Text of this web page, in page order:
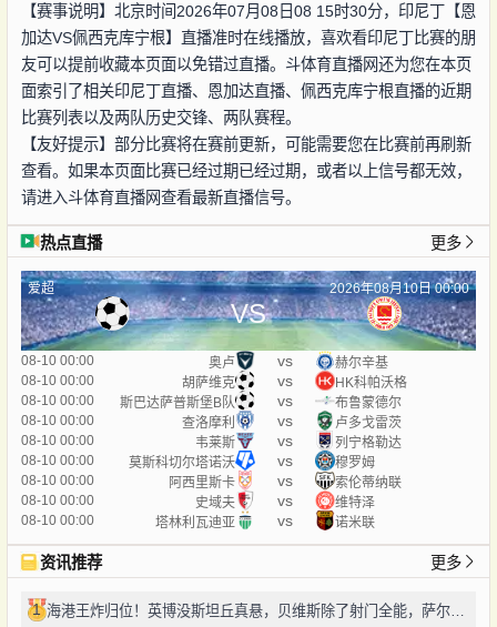
【赛事说明】北京时间2026年07月08日08 15时30分，印尼丁【恩
加达VS佩西克库宁根】直播准时在线播放，喜欢看印尼丁比赛的朋
友可以提前收藏本页面以免错过直播。斗体育直播网还为您在本页
面索引了相关印尼丁直播、恩加达直播、佩西克库宁根直播的近期
比赛列表以及两队历史交锋、两队赛程。
【友好提示】部分比赛将在赛前更新，可能需要您在比赛前再刷新
查看。如果本页面比赛已经过期已经过期，或者以上信号都无效，
请进入斗体育直播网查看最新直播信号。
热点直播 更多
爱超 2026年08月10日 00:00
VS
08-10 00:00 奥卢 vs
赫尔辛基
08-10 00:00
胡萨维克 vs
HK科帕沃格
08-10 00:00
斯巴达萨普斯堡B队 vs
布鲁蒙德尔
08-10 00:00
查洛摩利 vs
卢多戈雷茨
08-10 00:00
韦莱斯 vs
列宁格勒达
08-10 00:00
莫斯科切尔塔诺沃 vs
穆罗姆
08-10 00:00
阿西里斯卡 vs
索伦蒂纳联
08-10 00:00
史域夫 vs
维特泽
08-10 00:00
塔林利瓦迪亚 vs 诺米联
资讯推荐 更多
1 海港王炸归位！英博没斯坦丘真悬，贝维斯除了射门全能，萨尔瓦多太对味